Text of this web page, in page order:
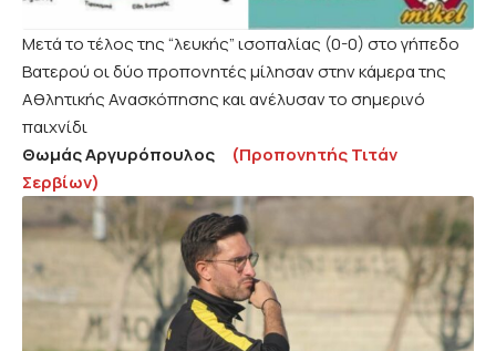
Μετά το τέλος της “λευκής” ισοπαλίας (0-0) στο γήπεδο
Βατερού οι δύο προπονητές μίλησαν στην κάμερα της
Αθλητικής Ανασκόπησης και ανέλυσαν το σημερινό
παιχνίδι
Θωμάς Αργυρόπουλος
(Προπονητής Τιτάν
Σερβίων)